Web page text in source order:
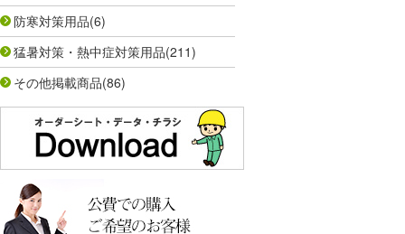
防寒対策用品(6)
猛暑対策・熱中症対策用品(211)
その他掲載商品(86)